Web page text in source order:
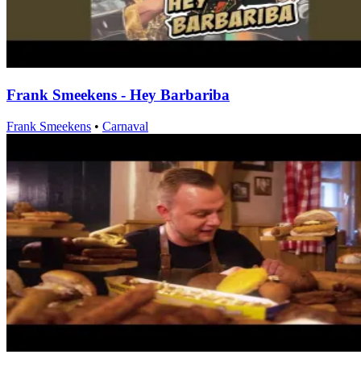
Frank Smeekens - Hey Barbariba
Frank Smeekens • Carnaval